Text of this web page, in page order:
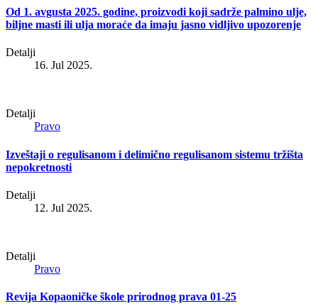
Od 1. avgusta 2025. godine, proizvodi koji sadrže palmino ulje,
biljne masti ili ulja moraće da imaju jasno vidljivo upozorenje
Detalji
16. Jul 2025.
Detalji
Pravo
Izveštaji o regulisanom i delimično regulisanom sistemu tržišta
nepokretnosti
Detalji
12. Jul 2025.
Detalji
Pravo
Revija Kopaoničke škole prirodnog prava 01-25